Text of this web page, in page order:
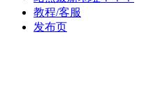
教程/客服
发布页